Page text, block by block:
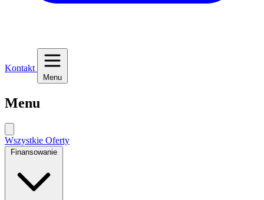
Kontakt
Menu
Menu
Wszystkie Oferty
Finansowanie